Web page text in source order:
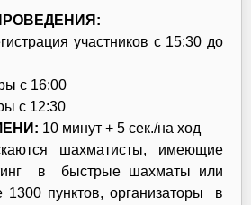
участников с 15:30 до
с 16:00
с 12:30
10 минут + 5 сек./на ход
шахматисты, имеющие
в быстрые шахматы или
1300 пунктов, организаторы в